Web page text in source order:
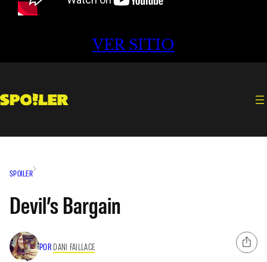
VER SITIO
SPOILER
Devil’s Bargain
POR DANI FAILLACE